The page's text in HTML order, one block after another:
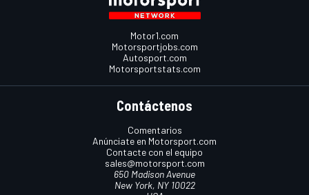
Motor1.com
Motorsportjobs.com
Autosport.com
Motorsportstats.com
Contáctenos
Comentarios
Anúnciate en Motorsport.com
Contacte con el equipo
sales@motorsport.com
650 Madison Avenue
New York, NY 10022